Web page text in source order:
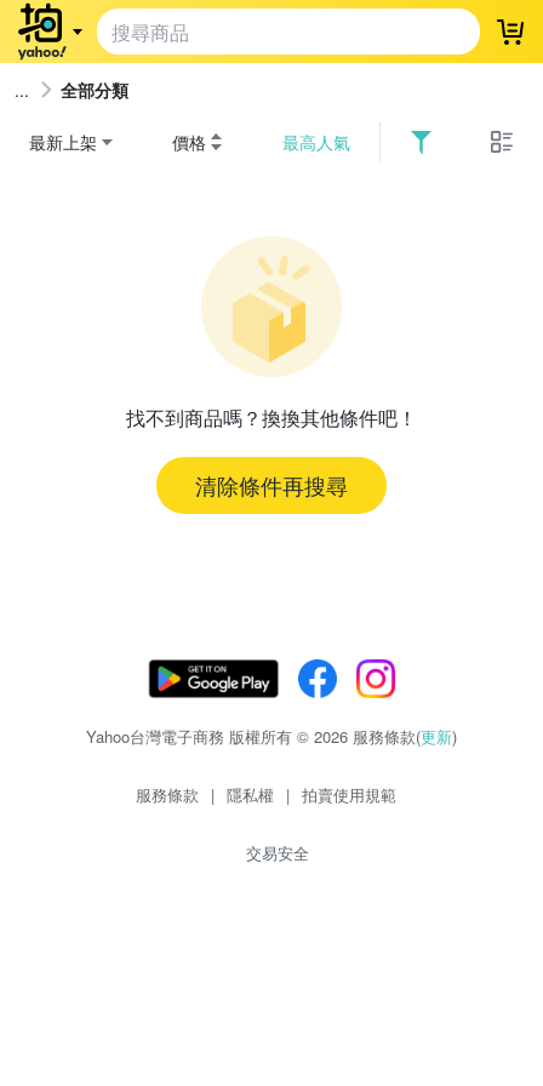
登
全部分類
最新上架 價格 最高人氣
找不到商品嗎？換換其他條件吧！
清除條件再搜尋
Yahoo台灣電子商務 版權所有 © 2026 服務條款(更新)
服務條款 | 隱私權 | 拍賣使用規範
交易安全